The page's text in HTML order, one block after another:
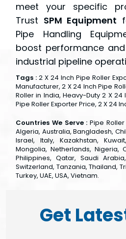
meet your specific
Trust SPM Equipment
Pipe Handling
boost performance
industrial pipeline
Tags : 2 X 24 Inch Pipe Roller
Manufacturer, 2 X 24 Inch Pipe
Roller in India, Heavy-Duty 2 X 24
Pipe Roller Exporter Price, 2 X 24
Countries We Serve :Pipe
Algeria, Australia, Bangladesh,
Israel, Italy, Kazakhstan,
Mongolia, Netherlands, Nigeria,
Philippines, Qatar, Saudi
Switzerland, Tanzania, Thailand,
Turkey, UAE, USA, Vietnam.
Get